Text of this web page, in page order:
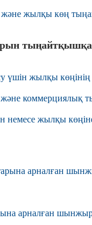
Eesti keel
Wikang
Suomi
Deutsch
Magyar
жылқы көң
тыңайтқышқа
үшін жылқы
және коммерциялық
жылқы
арналған шынжыр